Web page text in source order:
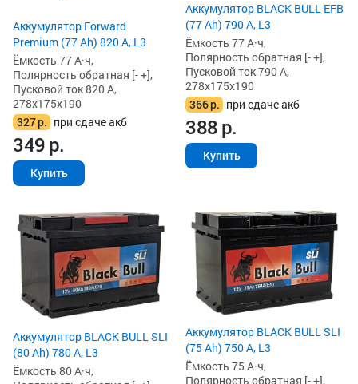
Аккумулятор Forward
Premium (77 Ah) 820 А, L3
Ёмкость 77 А·ч,
Полярность обратная [- +],
Пусковой ток 820 А,
278x175x190
327р. при сдаче акб
349р.
Купить
Аккумулятор BLACK BULL EFB
(77 Ah) 790 А, L3
Ёмкость 77 А·ч,
Полярность обратная [- +],
Пусковой ток 790 А,
278x175x190
366р. при сдаче акб
388р.
Купить
Аккумулятор BLACK BULL SLI
(80 Ah) 780 А, L3
Ёмкость 80 А·ч,
Аккумулятор BLACK BULL SLI
(75 Ah) 750 А, L3
Ёмкость 75 А·ч,
Полярность обратная [- +],